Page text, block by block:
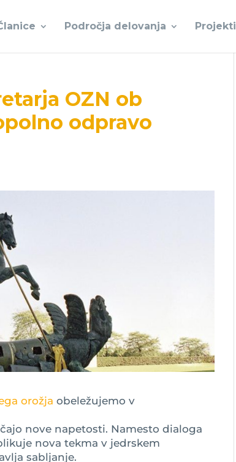
Področja delovanja Projekti
OZN ob
odpravo
orožja obeležujemo v
nove napetosti. Namesto dialoga
nova tekma v jedrskem
sabljanje.